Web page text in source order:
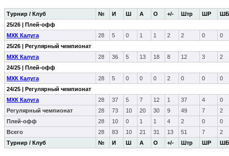
Турнир / Клуб № И Ш А О +/- Штр ШР ШБ
Турнир / Клуб № И Ш А О +/- Штр ШР ШБ
25/26 | Плей-офф
МХК Калуга
28 5 0 1 1 2 2 0
0
25/26 | Регулярный чемпионат
МХК Калуга
28 36 5 13 18 8 12 3
2
24/25 | Плей-офф
МХК Калуга
28 5 0 0 0 2 0 0
0
24/25 | Регулярный чемпионат
МХК Калуга
28 37 5 7 12 1 37 4
0
Регулярный чемпионат
28 73 10 20 30 9 49 7
2
Плей-офф
28 10 0 1 1 4 2 0
0
Всего
28 83 10 21 31 13 51 7 2